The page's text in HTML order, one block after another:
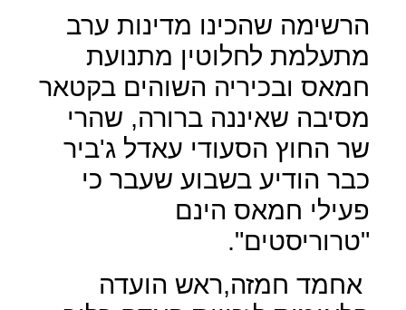
הרשימה שהכינו מדינות ערב
מתעלמת לחלוטין מתנועת
חמאס ובכיריה השוהים בקטאר
מסיבה שאיננה ברורה, שהרי
שר החוץ הסעודי עאדל ג'ביר
כבר הודיע בשבוע שעבר כי
פעילי חמאס הינם
"טרוריסטים".
אחמד חמזה,ראש הועדה